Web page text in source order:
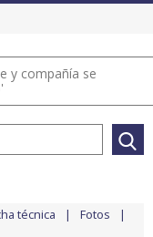
y compañía se
técnica Fotos